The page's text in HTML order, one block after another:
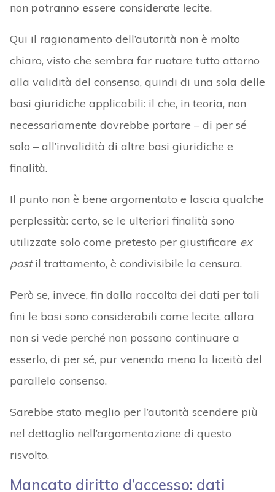
non potranno essere considerate lecite.
Qui il ragionamento dell’autorità non è molto
chiaro, visto che sembra far ruotare tutto attorno
alla validità del consenso, quindi di una sola delle
basi giuridiche applicabili: il che, in teoria, non
necessariamente dovrebbe portare – di per sé
solo – all’invalidità di altre basi giuridiche e
finalità.
Il punto non è bene argomentato e lascia qualche
perplessità: certo, se le ulteriori finalità sono
utilizzate solo come pretesto per giustificare ex
postil trattamento, è condivisibile la censura.
Però se, invece, fin dalla raccolta dei dati per tali
fini le basi sono considerabili come lecite, allora
non si vede perché non possano continuare a
esserlo, di per sé, pur venendo meno la liceità del
parallelo consenso.
Sarebbe stato meglio per l’autorità scendere più
nel dettaglio nell’argomentazione di questo
risvolto.
Mancato diritto d’accesso: dati